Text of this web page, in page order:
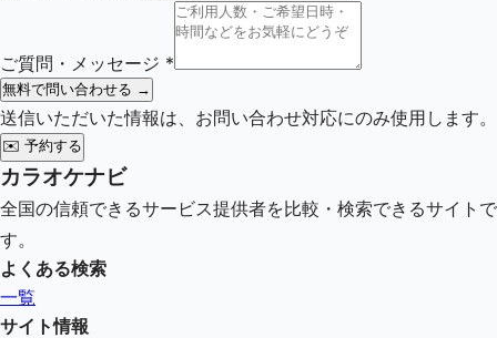
ご質問・メッセージ *
無料で問い合わせる →
送信いただいた情報は、お問い合わせ対応にのみ使用します。
✉️ 予約する
カラオケナビ
全国の信頼できるサービス提供者を比較・検索できるサイトで
す。
よくある検索
一覧
サイト情報